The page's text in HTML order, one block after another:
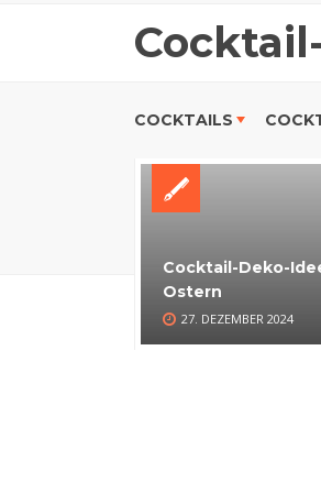
COCKTAILS
Cocktail-Deko-
Ostern
27. DEZEMBER 2024